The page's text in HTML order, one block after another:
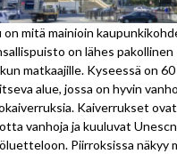
on mitä mainioin
on lähes pakollinen
matkaajille. Kyseessä on
alue, jossa on hyvin
Kaiverrukset
vanhoja ja kuuluvat Unescn
Piirroksissa näkyy